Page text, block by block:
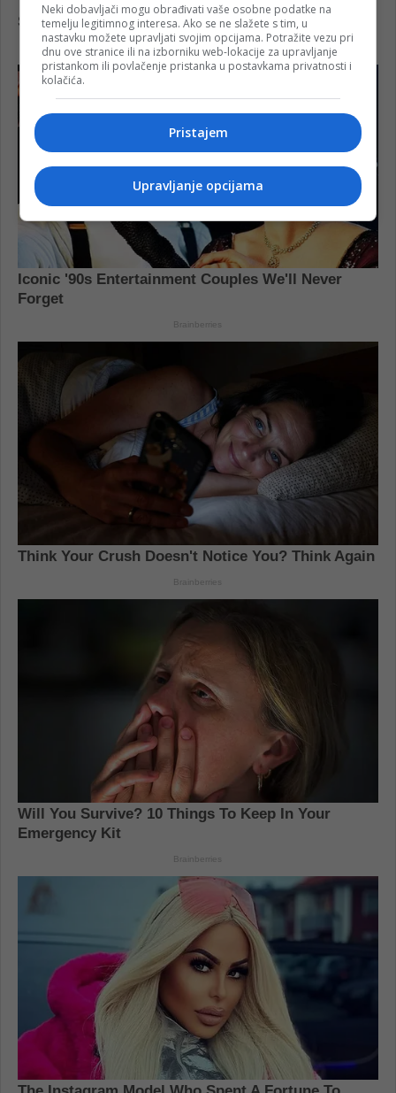
Neki dobavljači mogu obrađivati vaše osobne podatke na
temelju legitimnog interesa. Ako se ne slažete s tim, u
nastavku možete upravljati svojim opcijama. Potražite vezu pri
dnu ove stranice ili na izborniku web-lokacije za upravljanje
pristankom ili povlačenje pristanka u postavkama privatnosti i
kolačića.
Pristajem
Upravljanje opcijama